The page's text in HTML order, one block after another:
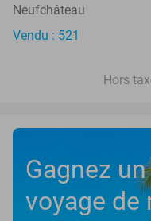
Neufchâteau
Vendu : 521
Hors
Gagnez un
voyage de